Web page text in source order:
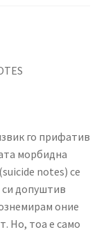
го прифатив
морбидна
notes) се
допуштив
оние
Но, тоа е само